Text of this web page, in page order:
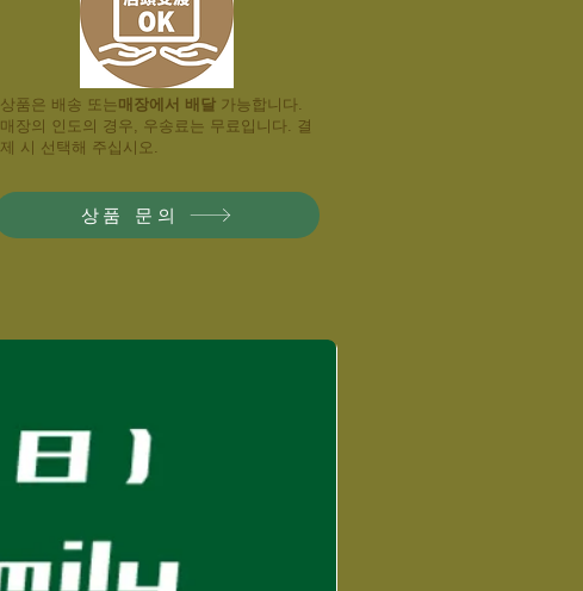
상품은 배송 또는매장에서 배달 ​ 가능합니다.
매장의 인도의 경우, 우송료는 무료입니다. 결
제 시 선택해 주십시오.
상품 문의